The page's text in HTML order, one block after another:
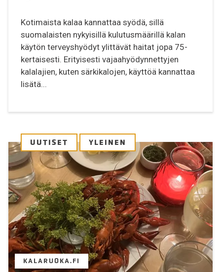
Kotimaista kalaa kannattaa syödä, sillä
suomalaisten nykyisillä kulutusmäärillä kalan
käytön terveyshyödyt ylittävät haitat jopa 75-
kertaisesti. Erityisesti vajaahyödynnettyjen
kalalajien, kuten särkikalojen, käyttöä kannattaa
lisätä...
UUTISET YLEINEN
KALARUOKA.FI